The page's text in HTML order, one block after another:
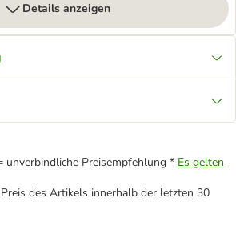
Details anzeigen
unverbindliche Preisempfehlung * Es gelten
des Artikels innerhalb der letzten 30